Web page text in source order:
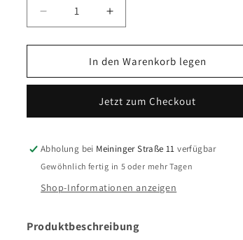
Verringere
die
Menge
Gehege
Erhöhe
die
Menge
für
Gehege
In den Warenkorb legen
Jetzt zum Checkout
Abholung bei Meininger Straße 11 verfügbar
Gewöhnlich fertig in 5 oder mehr Tagen
Shop-Informationen anzeigen
Produktbeschreibung